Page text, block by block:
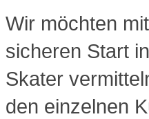
Wir möchten
sicheren Start
Skater
den einzelnen